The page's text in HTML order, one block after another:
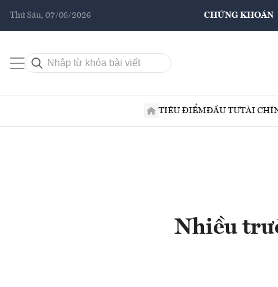
Thứ Sáu, 07/08/2026 CHỨNG KHOÁN
TIÊU ĐIỂMĐẦU TƯTÀI
Nhiều